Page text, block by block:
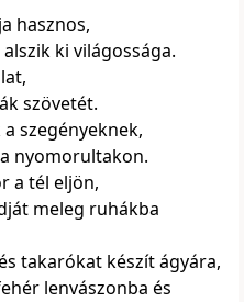
hasznos,
ki világossága.
szövetét.
szegényeknek,
nyomorultakon.
a tél eljön,
meleg ruhákba
takarókat készít ágyára,
lenvászonba és